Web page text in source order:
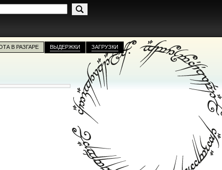
В РАЗГАРЕ ВЫДЕРЖКИ ЗАГРУЗКИ